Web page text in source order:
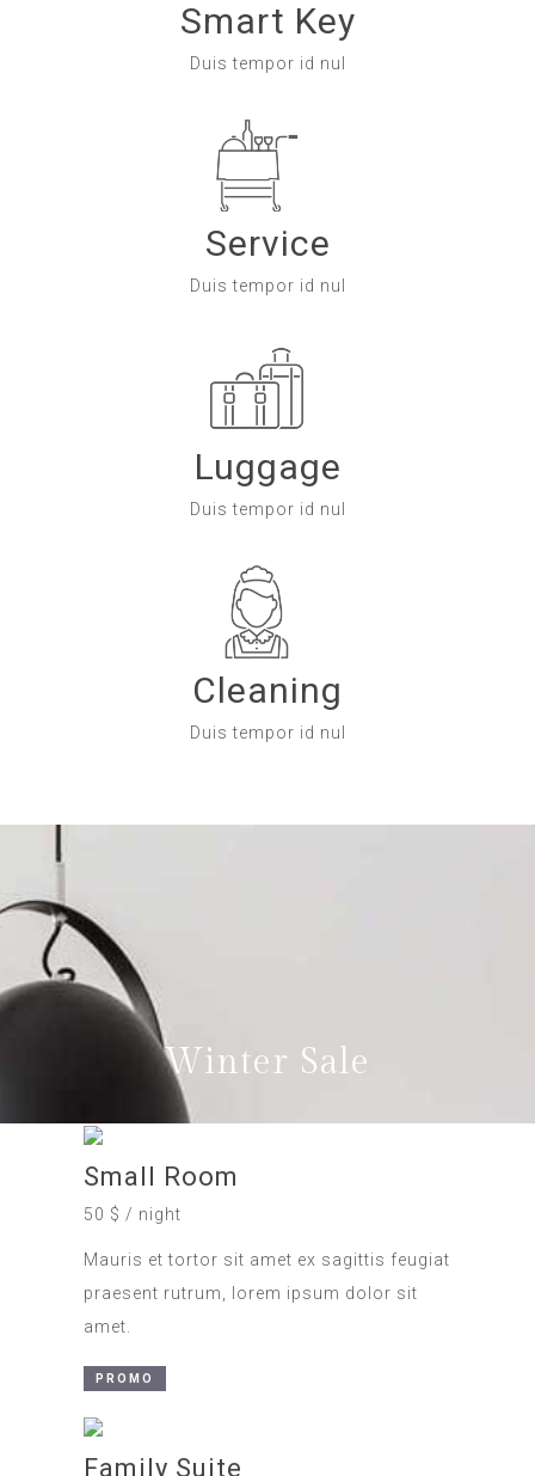
Smart Key
Duis tempor id nul
Service
Duis tempor id nul
Luggage
Duis tempor id nul
Cleaning
Duis tempor id nul
Winter Sale
Small Room
50 $ / night
Mauris et tortor sit amet ex sagittis feugiat
praesent rutrum, lorem ipsum dolor sit
amet.
PROMO
Family Suite